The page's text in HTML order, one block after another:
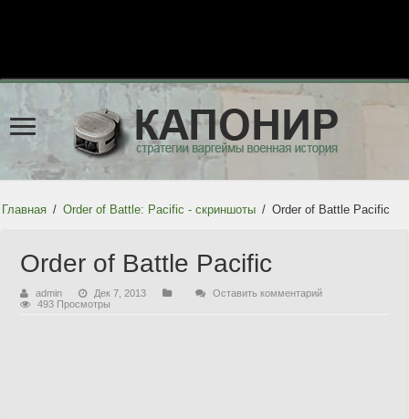
Главная / Order of Battle: Pacific - скриншоты / Order of Battle Pacific
Order of Battle Pacific
admin Дек 7, 2013
Оставить комментарий
493 Просмотры